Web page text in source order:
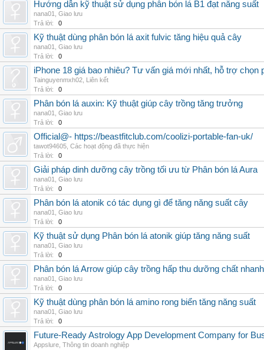
Hướng dẫn kỹ thuật sử dụng phân bón lá B1 đạt năng suất
nana01
Giao lưu
Trả lời:
0
Kỹ thuật dùng phân bón lá axit fulvic tăng hiệu quả cây
nana01
Giao lưu
Trả lời:
0
iPhone 18 giá bao nhiêu? Tư vấn giá mới nhất, hỗ trợ chọn
Tainguyenmxh02 Liên kết
Trả lời:
0
Phân bón lá auxin: Kỹ thuật giúp cây trồng tăng trưởng
nana01
Giao lưu
Trả lời:
0
Official@- https://beastfitclub.com/coolizi-portable-fan-uk/
tawot94605 Các hoạt động đã thực hiện
Trả lời:
0
Giải pháp dinh dưỡng cây trồng tối ưu từ Phân bón lá Aura
nana01
Giao lưu
Trả lời:
0
Phân bón lá atonik có tác dụng gì để tăng năng suất cây
nana01
Giao lưu
Trả lời:
0
Kỹ thuật sử dụng Phân bón lá atonik giúp tăng năng suất
nana01
Giao lưu
Trả lời:
0
Phân bón lá Arrow giúp cây trồng hấp thu dưỡng chất nhanh
nana01
Giao lưu
Trả lời:
0
Kỹ thuật dùng phân bón lá amino rong biển tăng năng suất
nana01
Giao lưu
Trả lời:
0
Future-Ready Astrology App Development Company for
Appslure Thông tin doanh nghiệp